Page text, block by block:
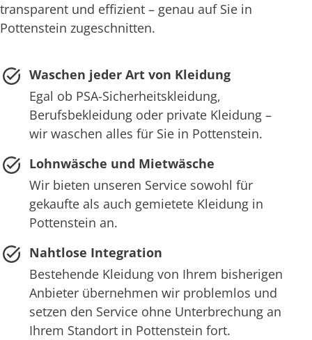
transparent und effizient – genau auf Sie in
Pottenstein zugeschnitten.
Waschen jeder Art von Kleidung
Egal ob PSA-Sicherheitskleidung,
Berufsbekleidung oder private Kleidung –
wir waschen alles für Sie in Pottenstein.
Lohnwäsche und Mietwäsche
Wir bieten unseren Service sowohl für
gekaufte als auch gemietete Kleidung in
Pottenstein an.
Nahtlose Integration
Bestehende Kleidung von Ihrem bisherigen
Anbieter übernehmen wir problemlos und
setzen den Service ohne Unterbrechung an
Ihrem Standort in Pottenstein fort.